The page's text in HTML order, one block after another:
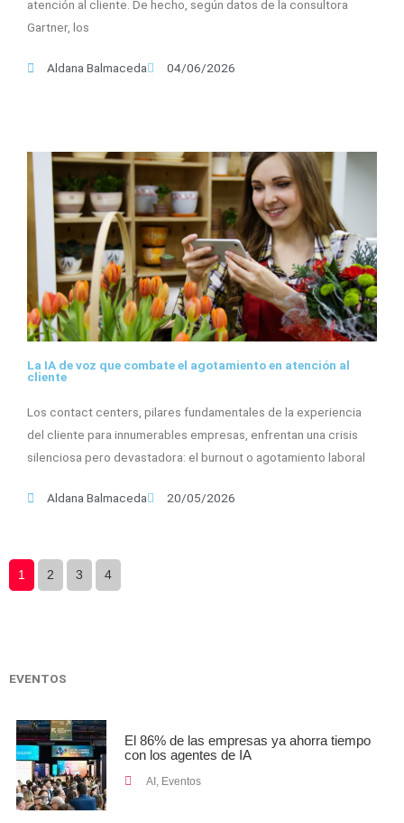
atención al cliente. De hecho, según datos de la consultora
Gartner, los
Aldana Balmaceda 04/06/2026
La IA de voz que combate el agotamiento en atención al
cliente
Los contact centers, pilares fundamentales de la experiencia
del cliente para innumerables empresas, enfrentan una crisis
silenciosa pero devastadora: el burnout o agotamiento laboral
Aldana Balmaceda 20/05/2026
1 2 3 4
EVENTOS
El 86% de las empresas ya ahorra tiempo
con los agentes de IA
AI Eventos